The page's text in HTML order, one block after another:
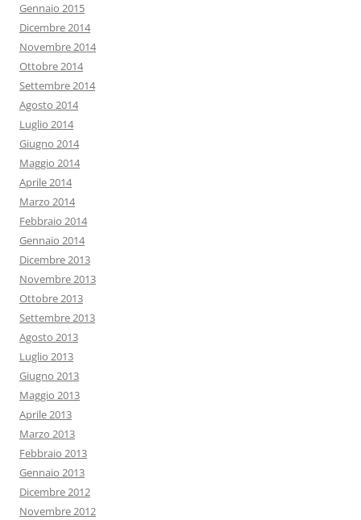
Gennaio 2015
Dicembre 2014
Novembre 2014
Ottobre 2014
Settembre 2014
Agosto 2014
Luglio 2014
Giugno 2014
Maggio 2014
Aprile 2014
Marzo 2014
Febbraio 2014
Gennaio 2014
Dicembre 2013
Novembre 2013
Ottobre 2013
Settembre 2013
Agosto 2013
Luglio 2013
Giugno 2013
Maggio 2013
Aprile 2013
Marzo 2013
Febbraio 2013
Gennaio 2013
Dicembre 2012
Novembre 2012